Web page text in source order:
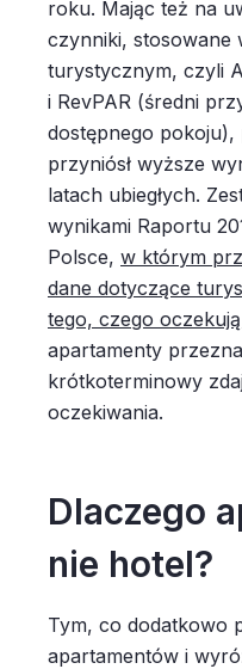
roku. Mając też na
czynniki, stosowane
turystycznym, czyli
i RevPAR (średni
dostępnego
przyniósł wyższe
latach ubiegłych.
wynikami Raportu
Polsce, w którym
dane dotyczące
tego, czego
apartamenty
krótkoterminowy
oczekiwania.
Dlaczego
nie hotel?
Tym, co dodatkowo
apartamentów i